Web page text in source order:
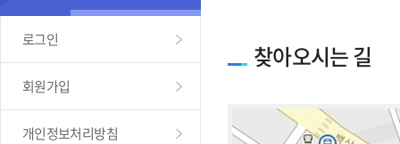
로그인
회원가입
개인정보처리방침
찾아오시는 길